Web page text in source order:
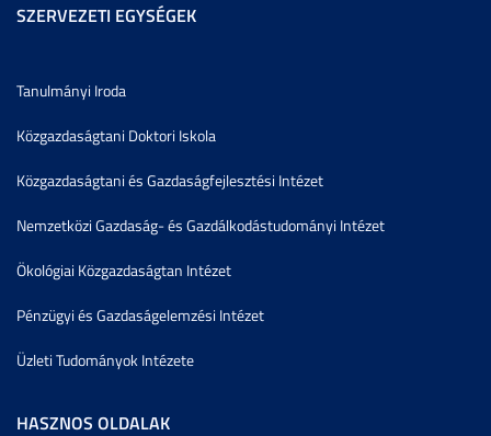
SZERVEZETI EGYSÉGEK
Tanulmányi Iroda
Közgazdaságtani Doktori Iskola
Közgazdaságtani és Gazdaságfejlesztési Intézet
Nemzetközi Gazdaság- és Gazdálkodástudományi Intézet
Ökológiai Közgazdaságtan Intézet
Pénzügyi és Gazdaságelemzési Intézet
Üzleti Tudományok Intézete
HASZNOS OLDALAK